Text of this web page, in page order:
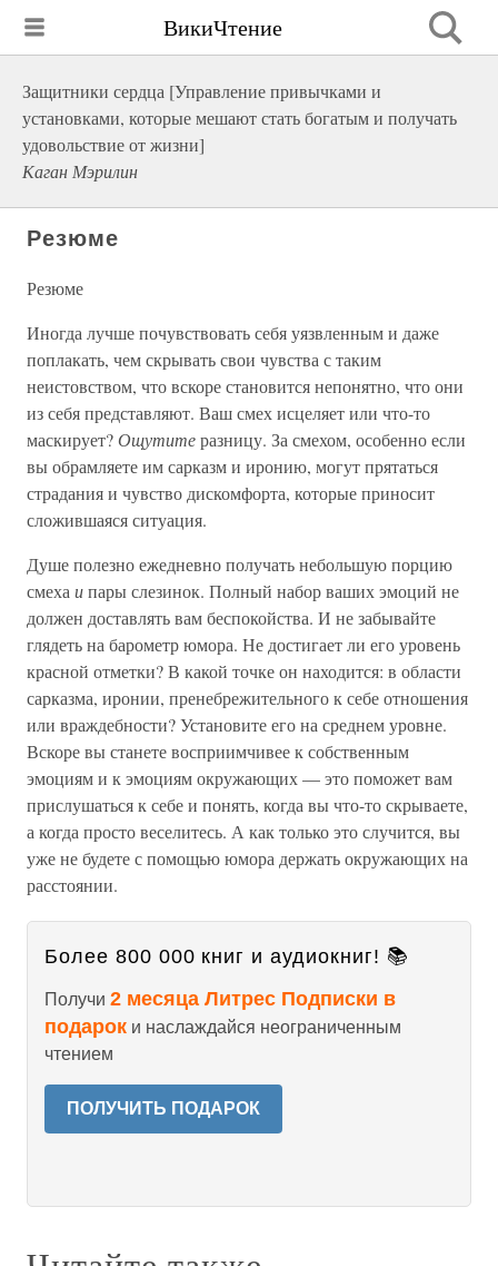
ВикиЧтение
Защитники сердца [Управление привычками и
установками, которые мешают стать богатым и получать
удовольствие от жизни]
Каган Мэрилин
Резюме
Резюме
Иногда лучше почувствовать себя уязвленным и даже
поплакать, чем скрывать свои чувства с таким
неистовством, что вскоре становится непонятно, что они
из себя представляют. Ваш смех исцеляет или что-то
маскирует?Ощутитеразницу. За смехом, особенно если
вы обрамляете им сарказм и иронию, могут прятаться
страдания и чувство дискомфорта, которые приносит
сложившаяся ситуация.
Душе полезно ежедневно получать небольшую порцию
смеха ипары слезинок. Полный набор ваших эмоций не
должен доставлять вам беспокойства. И не забывайте
глядеть на барометр юмора. Не достигает ли его уровень
красной отметки? В какой точке он находится: в области
сарказма, иронии, пренебрежительного к себе отношения
или враждебности? Установите его на среднем уровне.
Вскоре вы станете восприимчивее к собственным
эмоциям и к эмоциям окружающих — это поможет вам
прислушаться к себе и понять, когда вы что-то скрываете,
а когда просто веселитесь. А как только это случится, вы
уже не будете с помощью юмора держать окружающих на
расстоянии.
Более 800 000 книг и аудиокниг! 📚
Получи 2 месяца Литрес Подписки в
подарок и наслаждайся неограниченным
чтением
ПОЛУЧИТЬ ПОДАРОК